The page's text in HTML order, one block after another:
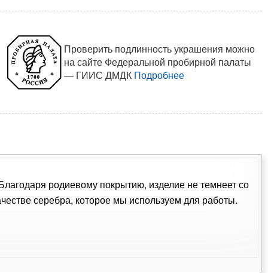
Проверить подлинность украшения можно
на сайте Федеральной пробирной палаты
— ГИИС ДМДК Подробнее
родиевому покрытию, изделие не темнеет со
серебра, которое мы используем для работы.